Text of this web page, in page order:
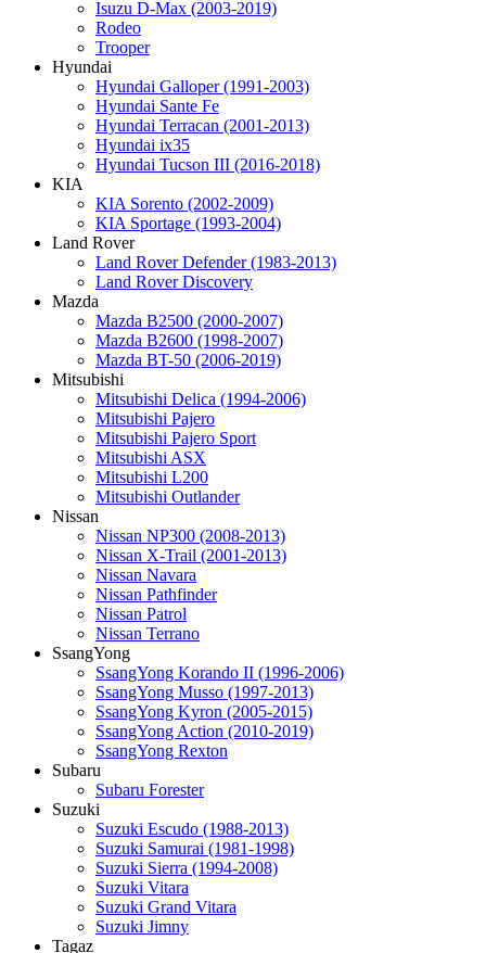
Isuzu D-Max (2003-2019)
Rodeo
Trooper
Hyundai
Hyundai Galloper (1991-2003)
Hyundai Sante Fe
Hyundai Terracan (2001-2013)
Hyundai ix35
Hyundai Tucson III (2016-2018)
KIA
KIA Sorento (2002-2009)
KIA Sportage (1993-2004)
Land Rover
Land Rover Defender (1983-2013)
Land Rover Discovery
Mazda
Mazda B2500 (2000-2007)
Mazda B2600 (1998-2007)
Mazda BT-50 (2006-2019)
Mitsubishi
Mitsubishi Delica (1994-2006)
Mitsubishi Pajero
Mitsubishi Pajero Sport
Mitsubishi ASX
Mitsubishi L200
Mitsubishi Outlander
Nissan
Nissan NP300 (2008-2013)
Nissan X-Trail (2001-2013)
Nissan Navara
Nissan Pathfinder
Nissan Patrol
Nissan Terrano
SsangYong
SsangYong Korando II (1996-2006)
SsangYong Musso (1997-2013)
SsangYong Kyron (2005-2015)
SsangYong Action (2010-2019)
SsangYong Rexton
Subaru
Subaru Forester
Suzuki
Suzuki Escudo (1988-2013)
Suzuki Samurai (1981-1998)
Suzuki Sierra (1994-2008)
Suzuki Vitara
Suzuki Grand Vitara
Suzuki Jimny
Tagaz